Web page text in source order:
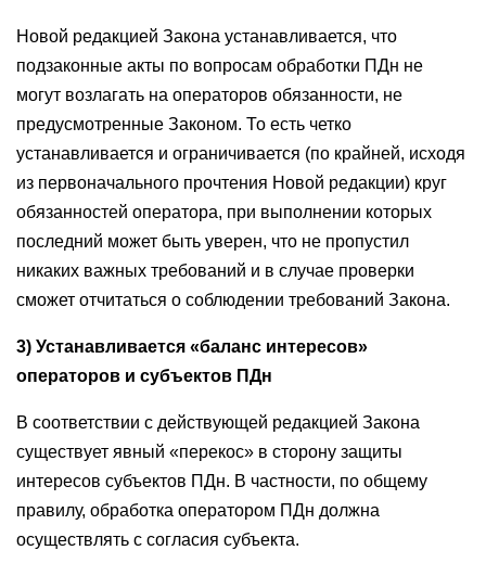
Новой редакцией Закона устанавливается, что
подзаконные акты по вопросам обработки ПДн не
могут возлагать на операторов обязанности, не
предусмотренные Законом. То есть четко
устанавливается и ограничивается (по крайней, исходя
из первоначального прочтения Новой редакции) круг
обязанностей оператора, при выполнении которых
последний может быть уверен, что не пропустил
никаких важных требований и в случае проверки
сможет отчитаться о соблюдении требований Закона.
3) Устанавливается «баланс интересов»
операторов и субъектов ПДн
В соответствии с действующей редакцией Закона
существует явный «перекос» в сторону защиты
интересов субъектов ПДн. В частности, по общему
правилу, обработка оператором ПДн должна
осуществлять с согласия субъекта.